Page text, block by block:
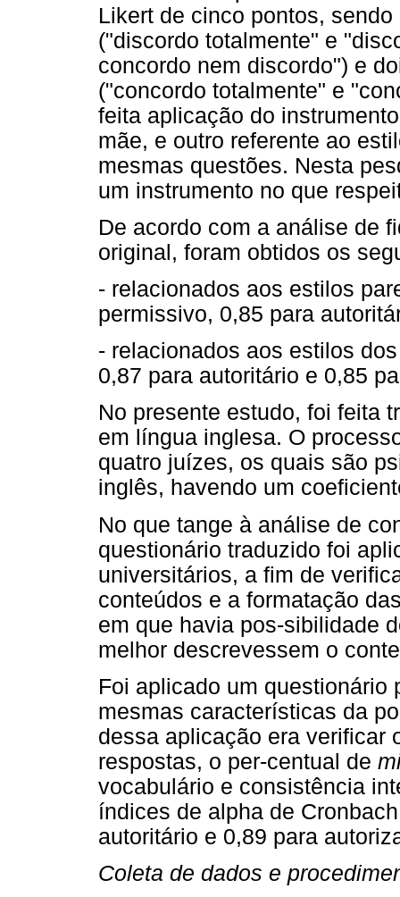
Likert de cinco pontos,
("discordo totalmente" e
concordo nem discordo") e
("concordo totalmente" e
feita aplicação do
mãe, e outro referente ao
mesmas questões. Nesta
um instrumento no que
De acordo com a análise de
original, foram obtidos os
- relacionados aos estilos
permissivo, 0,85 para
- relacionados aos estilos
0,87 para autoritário e 0,85
No presente estudo, foi feita
em língua inglesa. O
quatro juízes, os quais são
inglês, havendo um
No que tange à análise de
questionário traduzido foi
universitários, a fim de
conteúdos e a formatação
em que havia pos-sibilidade
melhor descrevessem o
Foi aplicado um questionário
mesmas características da
dessa aplicação era verificar
respostas, o per-centual de
vocabulário e consistência
índices de alpha de
autoritário e 0,89 para
Coleta de dados e